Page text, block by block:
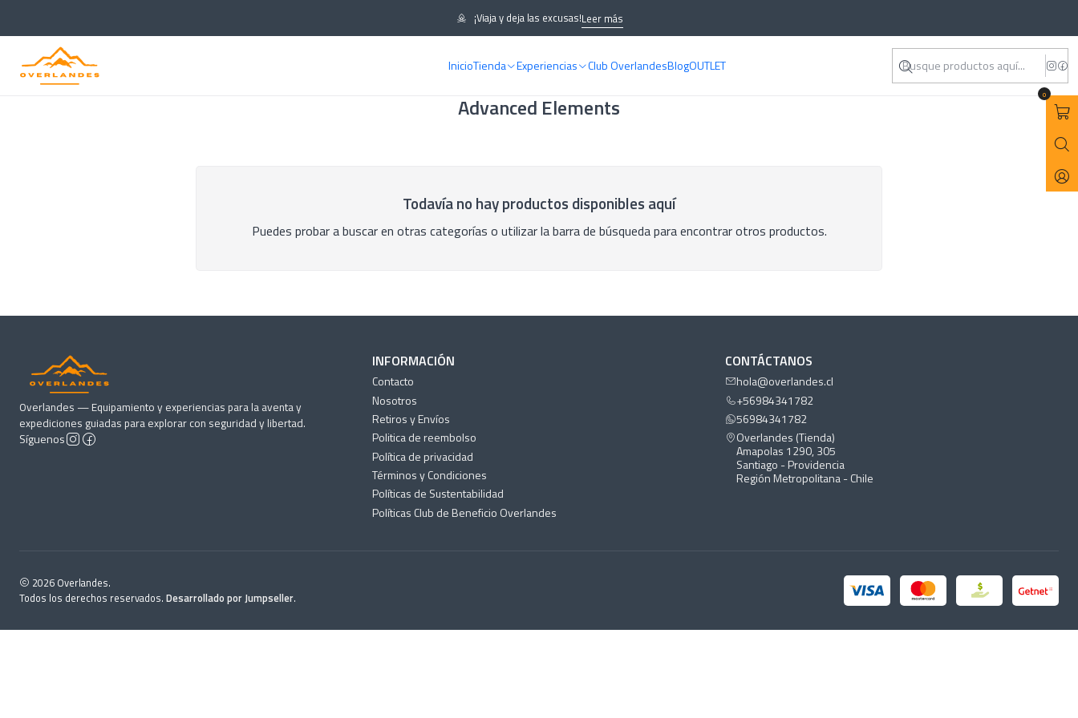
InicioTienda Experiencias Club OverlandesBlogOUTLET
0
¡Viaja y deja las excusas!Leer más
Advanced Elements
Todavía no hay productos disponibles aquí
Puedes probar a buscar en otras categorías o utilizar la barra de búsqueda para encontrar otros productos.
Overlandes — Equipamiento y experiencias para la aventa y
expediciones guiadas para explorar con seguridad y libertad.
Síguenos
INFORMACIÓN
Contacto
Nosotros
Retiros y Envíos
Politica de reembolso
Política de privacidad
Términos y Condiciones
Políticas de Sustentabilidad
Políticas Club de Beneficio Overlandes
CONTÁCTANOS
hola@overlandes.cl
+56984341782
56984341782
Overlandes (Tienda)
Amapolas 1290, 305
Santiago - Providencia
Región Metropolitana - Chile
2026 Overlandes.
Todos los derechos reservados. Desarrollado por Jumpseller.